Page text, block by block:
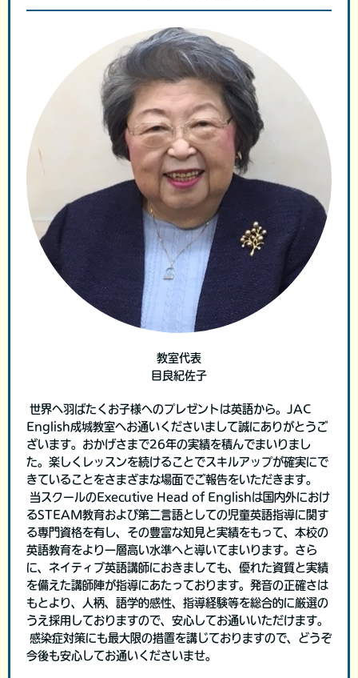
教室代表
目良紀佐子
世界へ羽ばたくお子様へのプレゼントは英語から。JAC
English成城教室へお通いくださいまして誠にありがとうご
ざいます。おかげさまで26年の実績を積んでまいりまし
た。楽しくレッスンを続けることでスキルアップが確実にで
きていることをさまざまな場面でご報告をいただきます。
当スクールのExecutive Head of Englishは国内外におけ
るSTEAM教育および第二言語としての児童英語指導に関す
る専門資格を有し、その豊富な知見と実績をもって、本校の
英語教育をより一層高い水準へと導いてまいります。さら
に、ネイティブ英語講師におきましても、優れた資質と実績
を備えた講師陣が指導にあたっております。発音の正確さは
もとより、人柄、語学的感性、指導経験等を総合的に厳選の
うえ採用しておりますので、安心してお通いいただけます。
感染症対策にも最大限の措置を講じておりますので、どうぞ
今後も安心してお通いくださいませ。